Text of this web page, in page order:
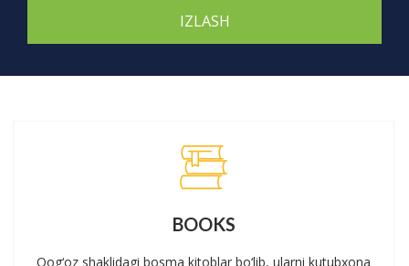
BOOKS
Qog‘oz shaklidagi bosma kitoblar bo‘lib, ularni kutubxona